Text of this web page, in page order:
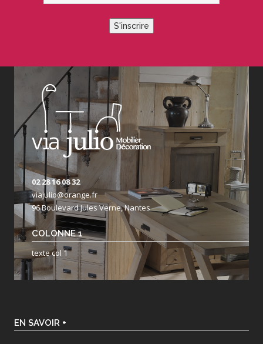
S'inscrire
02 28 16 08 32
viajulio@orange.fr
96 Boulevard Jules Verne, Nantes
COLONNE 1
texte col 1
EN SAVOIR +